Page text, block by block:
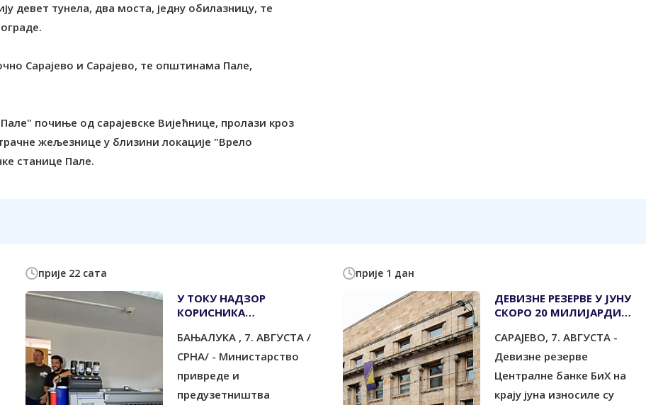
девет тунела, два моста, једну oбилазницу, те
Сарајево и Сарајево, те општинама Пале,
почиње од сарајевске Вијећнице, пролази кроз
жељезнице у близини локације "Врело
станице Пале.
прије 22 сата
У ТОКУ НАДЗОР
КОРИСНИКА
УЛАГАЊА
БАЊАЛУКА , 7. АВГУСТА /
СРНА/ - Министарство
привреде и
предузетништва
прије 1 дан
ДЕВИЗНЕ РЕЗЕРВЕ У ЈУНУ
СКОРО 20 МИЛИЈАРДИ
САРАЈЕВО, 7. АВГУСТА -
Девизне резерве
Централне банке БиХ на
крају јуна износиле су